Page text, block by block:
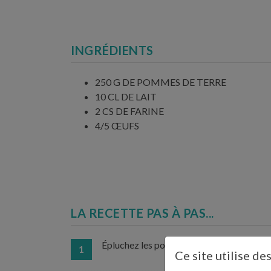
INGRÉDIENTS
250 G DE POMMES DE TERRE
10 CL DE LAIT
2 CS DE FARINE
4/5 ŒUFS
LA RECETTE PAS À PAS...
1 Épluchez les pommes de terre, lavez-les
Ce site utilise